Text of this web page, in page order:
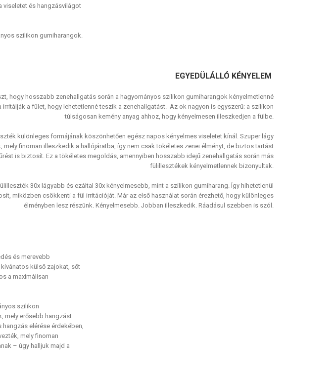
viseletet és hangzásvilágot
szilikon gumiharangok.
EGYEDÜLÁLLÓ KÉNYELEM
hogy hosszabb zenehallgatás során a hagyományos szilikon gumiharangok kényelmetlenné
irritálják a fület, hogy lehetetlenné teszik a zenehallgatást. Az ok nagyon is egyszerű: a szilikon
túlságosan kemény anyag ahhoz, hogy kényelmesen illeszkedjen a fülbe.
különleges formájának köszönhetően egész napos kényelmes viseletet kínál. Szuper lágy
mely finoman illeszkedik a hallójáratba, így nem csak tökéletes zenei élményt, de biztos tartást
is biztosít. Ez a tökéletes megoldás, amennyiben hosszabb idejű zenehallgatás során más
fülillesztékek kényelmetlennek bizonyultak.
30x lágyabb és ezáltal 30x kényelmesebb, mint a szilikon gumiharang. Így hihetetlenül
miközben csökkenti a fül irritációját. Már az első használat során érezhető, hogy különleges
élményben lesz részünk. Kényelmesebb. Jobban illeszkedik. Ráadásul szebben is szól.
és merevebb
külső zajokat, sőt
a maximálisan
szilikon
mely erősebb hangzást
elérése érdekében,
mely finoman
– úgy halljuk majd a